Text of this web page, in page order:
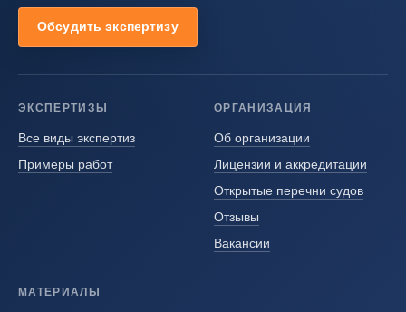
Обсудить экспертизу
ЭКСПЕРТИЗЫ
Все виды экспертиз
Примеры работ
ОРГАНИЗАЦИЯ
Об организации
Лицензии и аккредитации
Открытые перечни судов
Отзывы
Вакансии
МАТЕРИАЛЫ